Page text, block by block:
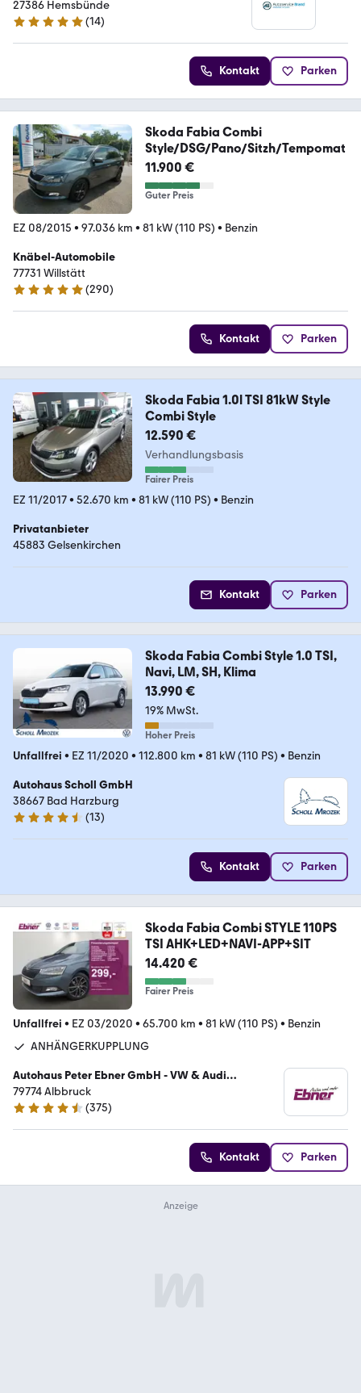
27386 Hemsbünde
4.9 Sterne
(14)
Kontakt Parken
Skoda Fabia Combi
Style/DSG/Pano/Sitzh/Tempomat
11.900 €
Guter Preis
EZ 08/2015 • 97.036 km • 81 kW (110 PS) • Benzin
Knäbel-Automobile
77731 Willstätt
4.9 Sterne
(290)
Kontakt Parken
Skoda Fabia 1.0l TSI 81kW Style
Combi Style
12.590 €
Verhandlungsbasis
Fairer Preis
EZ 11/2017• 52.670 km • 81 kW (110 PS) • Benzin
Privatanbieter
45883 Gelsenkirchen
Kontakt Parken
Skoda Fabia Combi Style 1.0 TSI,
Navi, LM, SH, Klima
13.990 €
19% MwSt.
Hoher Preis
Unfallfrei • EZ 11/2020 • 112.800 km • 81 kW (110 PS) • Benzin
Autohaus Scholl GmbH
38667 Bad Harzburg
4.3 Sterne
(13)
Kontakt Parken
Skoda Fabia Combi STYLE 110PS
TSI AHK+LED+NAVI-APP+SIT
14.420 €
Fairer Preis
Unfallfrei • EZ 03/2020 • 65.700 km • 81 kW (110 PS) • Benzin
ANHÄNGERKUPPLUNG
Autohaus Peter Ebner GmbH - VW & Audi
Vertragspartner
79774 Albbruck
4.6 Sterne
(375)
Kontakt Parken